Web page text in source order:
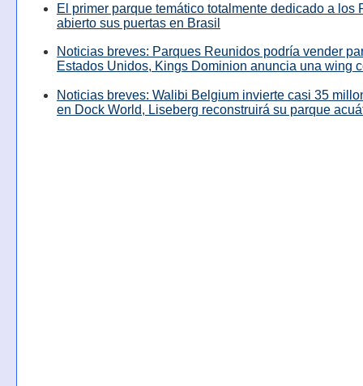
El primer parque temático totalmente dedicado a los
abierto sus puertas en Brasil
Noticias breves: Parques Reunidos podría vender
Estados Unidos, Kings Dominion anuncia una wing
Noticias breves: Walibi Belgium invierte casi 35
en Dock World, Liseberg reconstruirá su parque